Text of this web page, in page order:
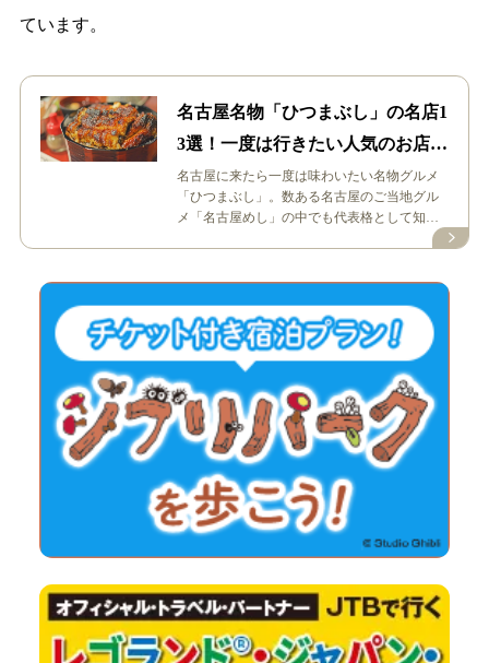
ています。
名古屋名物「ひつまぶし」の名店1
3選！一度は行きたい人気のお店を
厳選
名古屋に来たら一度は味わいたい名物グルメ
「ひつまぶし」。数ある名古屋のご当地グル
メ「名古屋めし」の中でも代表格として知ら